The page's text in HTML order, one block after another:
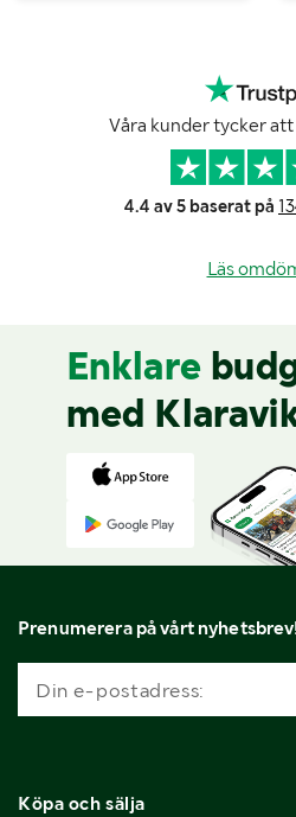
Våra kunder tycker att
4.4 av 5 baserat på
Läs
Enklare
med
Prenumerera på vårt
Köpa och sälja